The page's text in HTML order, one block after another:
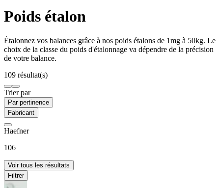
Poids étalon
Étalonnez vos balances grâce à nos poids étalons de 1mg à 50kg. Le
choix de la classe du poids d'étalonnage va dépendre de la précision
de votre balance.
109 résultat(s)
Trier par
Par pertinence
Fabricant
Haefner
106
Voir tous les résultats
Filtrer